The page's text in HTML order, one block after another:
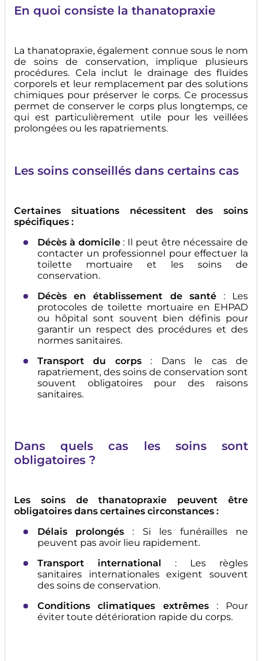
En quoi consiste la thanatopraxie
La thanatopraxie, également connue sous le nom
de soins de conservation, implique plusieurs
procédures. Cela inclut le drainage des fluides
corporels et leur remplacement par des solutions
chimiques pour préserver le corps. Ce processus
permet de conserver le corps plus longtemps, ce
qui est particulièrement utile pour les veillées
prolongées ou les rapatriements.
Les soins conseillés dans certains cas
Certaines situations nécessitent des soins
spécifiques :
Décès à domicile: Il peut être nécessaire de
contacter un professionnel pour effectuer la
toilette mortuaire et les soins de
conservation.
Décès en établissement de santé: Les
protocoles de toilette mortuaire en EHPAD
ou hôpital sont souvent bien définis pour
garantir un respect des procédures et des
normes sanitaires.
Transport du corps: Dans le cas de
rapatriement, des soins de conservation sont
souvent obligatoires pour des raisons
sanitaires.
Dans quels cas les soins sont
obligatoires ?
Les soins de thanatopraxie peuvent être
obligatoires dans certaines circonstances :
Délais prolongés : Si les funérailles ne
peuvent pas avoir lieu rapidement.
Transport international : Les règles
sanitaires internationales exigent souvent
des soins de conservation.
Conditions climatiques extrêmes: Pour
éviter toute détérioration rapide du corps.